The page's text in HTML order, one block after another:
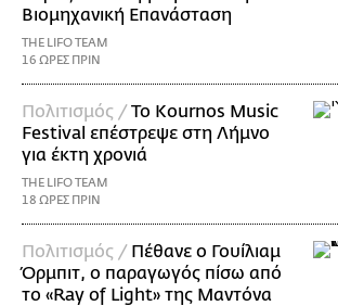
Βιομηχανική Επανάσταση
THE LIFO TEAM
16 ΩΡΕΣ ΠΡΙΝ
Πολιτισμός /Το Kournos Music
Festival επέστρεψε στη Λήμνο
για έκτη χρονιά
THE LIFO TEAM
18 ΩΡΕΣ ΠΡΙΝ
Πολιτισμός / Πέθανε ο Γουίλιαμ
Όρμπιτ, ο παραγωγός πίσω από
το «Ray of Light» της Μαντόνα